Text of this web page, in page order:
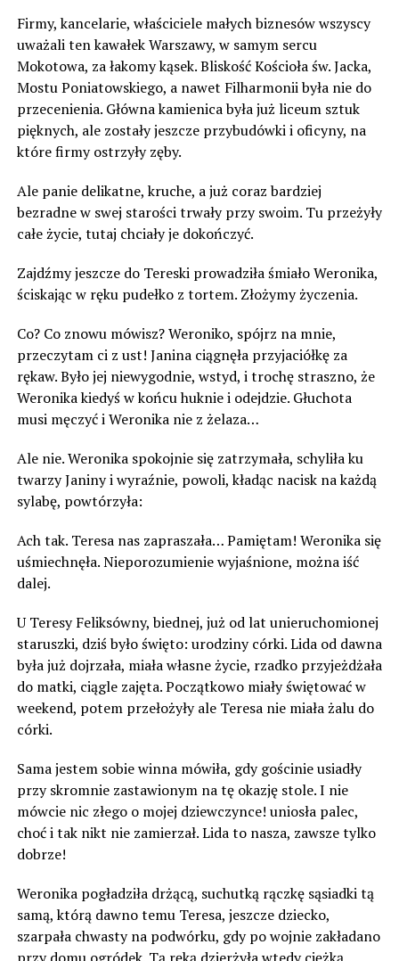
Firmy, kancelarie, właściciele małych biznesów wszyscy
uważali ten kawałek Warszawy, w samym sercu
Mokotowa, za łakomy kąsek. Bliskość Kościoła św. Jacka,
Mostu Poniatowskiego, a nawet Filharmonii była nie do
przecenienia. Główna kamienica była już liceum sztuk
pięknych, ale zostały jeszcze przybudówki i oficyny, na
które firmy ostrzyły zęby.
Ale panie delikatne, kruche, a już coraz bardziej
bezradne w swej starości trwały przy swoim. Tu przeżyły
całe życie, tutaj chciały je dokończyć.
Zajdźmy jeszcze do Tereski prowadziła śmiało Weronika,
ściskając w ręku pudełko z tortem. Złożymy życzenia.
Co? Co znowu mówisz? Weroniko, spójrz na mnie,
przeczytam ci z ust! Janina ciągnęła przyjaciółkę za
rękaw. Było jej niewygodnie, wstyd, i trochę straszno, że
Weronika kiedyś w końcu huknie i odejdzie. Głuchota
musi męczyć i Weronika nie z żelaza…
Ale nie. Weronika spokojnie się zatrzymała, schyliła ku
twarzy Janiny i wyraźnie, powoli, kładąc nacisk na każdą
sylabę, powtórzyła:
Ach tak. Teresa nas zapraszała… Pamiętam! Weronika się
uśmiechnęła. Nieporozumienie wyjaśnione, można iść
dalej.
U Teresy Feliksówny, biednej, już od lat unieruchomionej
staruszki, dziś było święto: urodziny córki. Lida od dawna
była już dojrzała, miała własne życie, rzadko przyjeżdżała
do matki, ciągle zajęta. Początkowo miały świętować w
weekend, potem przełożyły ale Teresa nie miała żalu do
córki.
Sama jestem sobie winna mówiła, gdy gościnie usiadły
przy skromnie zastawionym na tę okazję stole. I nie
mówcie nic złego o mojej dziewczynce! uniosła palec,
choć i tak nikt nie zamierzał. Lida to nasza, zawsze tylko
dobrze!
Weronika pogładziła drżącą, suchutką rączkę sąsiadki tą
samą, którą dawno temu Teresa, jeszcze dziecko,
szarpała chwasty na podwórku, gdy po wojnie zakładano